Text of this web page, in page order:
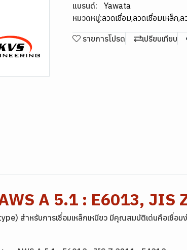
แบรนด์:
Yawata
หมวดหมู่:ลวดเชื่อม,ลวดเชื่อมเหล็ก,ล
รายการโปรด เปรียบเทียบ
A 5.1 : E6013, JIS
สำหรับการเชื่อมเหล็กเหนียว มีคุณสมบัติเด่นคือเชื่อม